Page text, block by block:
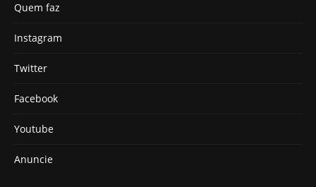
Quem faz
Instagram
Twitter
Facebook
Youtube
Anuncie